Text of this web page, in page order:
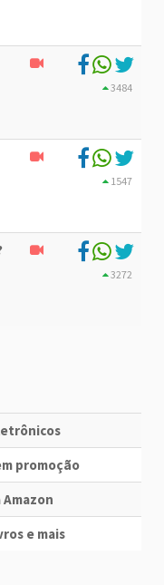
3484
1547
3272
promoção
e mais